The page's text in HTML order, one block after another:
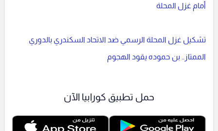
أمام غزل المحلة
تشكيل غزل المحلة الرسمي ضد الاتحاد السكندري بالدوري
الممتاز.. بن حموده يقود الهجوم
حمل تطبيق كورابيا الآن